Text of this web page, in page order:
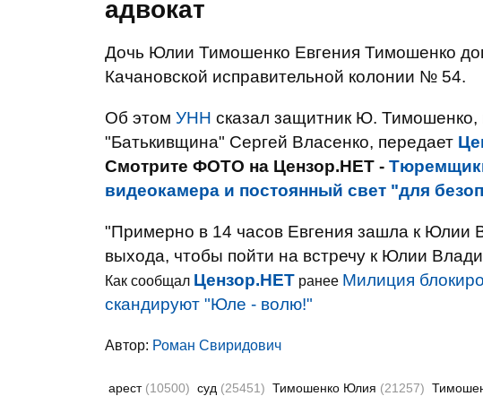
адвокат
Дочь Юлии Тимошенко Евгения Тимошенко
Качановской исправительной колонии № 54.
Об этом УНН сказал защитник Ю.
"Батькивщина" Сергей Власенко, передает
Смотрите ФОТО на Цензор.НЕТ -
видеокамера и постоянный свет "для
"Примерно в 14 часов Евгения зашла к Юлии
выхода, чтобы пойти на встречу к Юлии
Как сообщал Цензор.НЕТ ранее Милиция
скандируют "Юле - волю!"
Автор: Роман Свиридович
арест (10500) суд (25451) Тимошенко Юлия (21257)